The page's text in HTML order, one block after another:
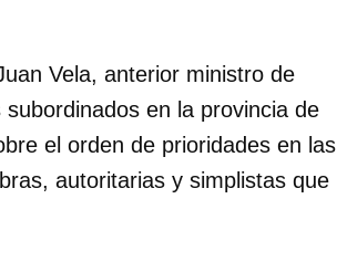
Vela, anterior ministro de
en la provincia de
el orden de prioridades en las
autoritarias y simplistas que